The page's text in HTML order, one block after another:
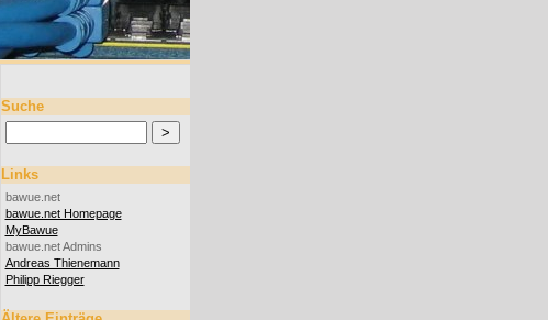
Suche
Links
bawue.net
bawue.net Homepage
MyBawue
bawue.net Admins
Andreas Thienemann
Philipp Riegger